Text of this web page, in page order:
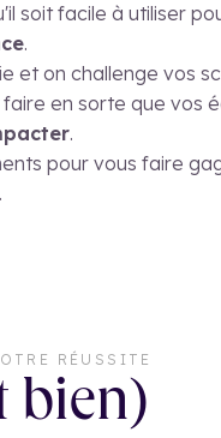
soit facile à utiliser
.
et on challenge vos
en sorte que vos
.
pour vous faire
RÉUSSITE
bien)